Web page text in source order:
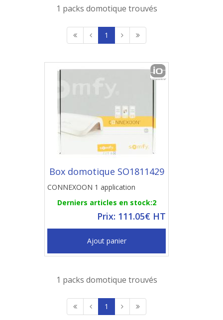
1 packs domotique trouvés
1
Box domotique SO1811429
CONNEXOON 1 application
Derniers articles en stock:2
Prix: 111.05€ HT
Ajout panier
1 packs domotique trouvés
1